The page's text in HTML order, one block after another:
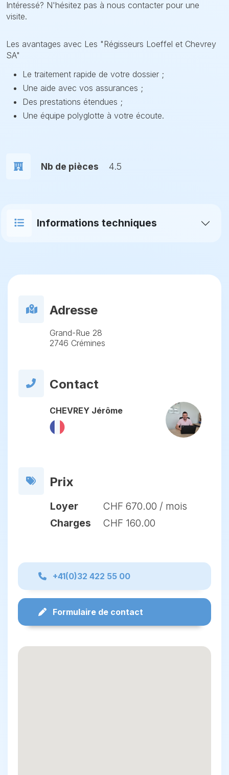
Intéressé? N'hésitez pas à nous contacter pour une
visite.
Les avantages avec Les "Régisseurs Loeffel et Chevrey
SA"
Le traitement rapide de votre dossier ;
Une aide avec vos assurances ;
Des prestations étendues ;
Une équipe polyglotte à votre écoute.
Nb de pièces 4.5
Informations techniques
Adresse
Grand-Rue 28
2746 Crémines
Contact
CHEVREY Jérôme
Prix
Loyer CHF 670.00 / mois
Charges
CHF 160.00
+41(0)32 422 55 00
Formulaire de contact